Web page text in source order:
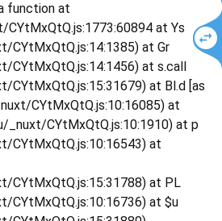
function at
at Ys
at Gr
CYtMxQtQ.js:14:1456) at s.call
at Bl.d [as
CYtMxQtQ.js:10:16085) at
_nuxt/CYtMxQtQ.js:10:1910) at p
CYtMxQtQ.js:10:16543) at
CYtMxQtQ.js:15:31788) at PL
CYtMxQtQ.js:10:16736) at $u